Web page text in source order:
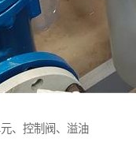
、控制阀、溢油